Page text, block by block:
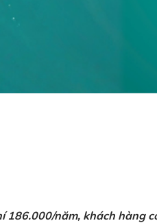
186.000/năm, khách hàng